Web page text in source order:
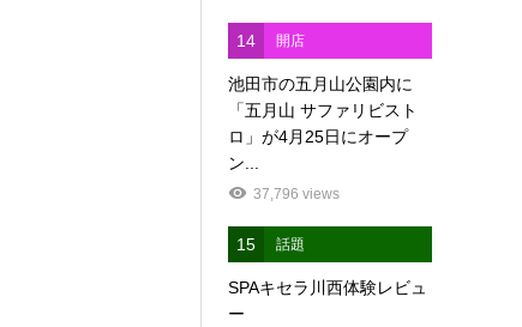
14 開店
池田市の五月山公園内に
「五月山 サファリビスト
ロ」が4月25日にオープ
ン...
37,796 views
15 話題
SPAキセラ川西体験レビュ
ー